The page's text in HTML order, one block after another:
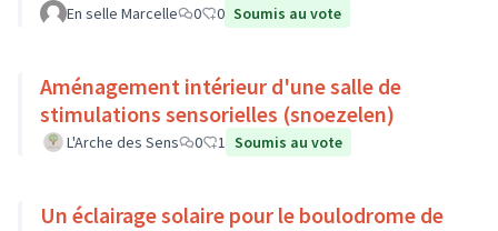
En selle Marcelle 0 0 Soumis au vote
Aménagement intérieur d'une salle de
stimulations sensorielles (snoezelen)
L'Arche des Sens 0 1 Soumis au vote
Un éclairage solaire pour le boulodrome de